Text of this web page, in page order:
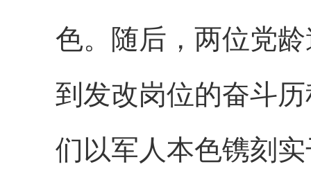
色。随后，两位党
到发改岗位的奋斗
们以军人本色镌刻